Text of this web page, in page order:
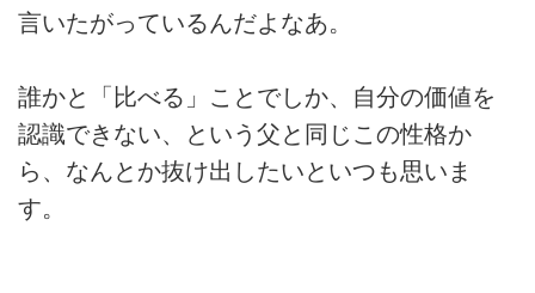
言いたがっているんだよなあ。
誰かと「比べる」ことでしか、自分の価値を
認識できない、という父と同じこの性格か
ら、なんとか抜け出したいといつも思いま
す。